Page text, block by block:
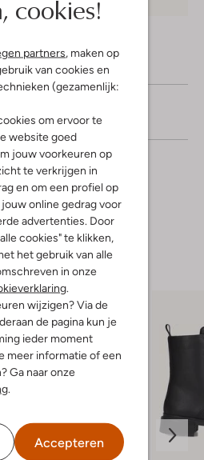
cookies!
partners , maken op
van cookies en
(gezamenlijk:
om ervoor te
website goed
jouw voorkeuren op
te verkrijgen in
en om een profiel op
online gedrag voor
advertenties. Door
cookies" te klikken,
het gebruik van alle
in onze
wijzigen? Via de
de pagina kun je
ieder moment
meer informatie of een
Ga naar onze
Accepteren
4/5